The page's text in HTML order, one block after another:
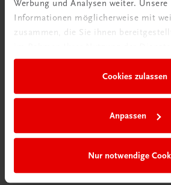
Werbung und Analysen weiter.
Informationen möglicherweise mit
zusammen, die Sie ihnen
Cookies zulassen
Anpassen
Nur notwendige
Bildung
für vegetarisch und vegan geschulte
TRAUNER-DigiBox